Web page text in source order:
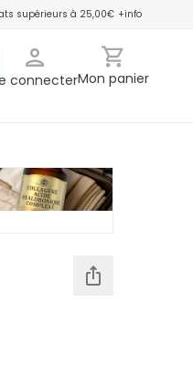
supérieurs à 25,00€ +info
connecterMon panier